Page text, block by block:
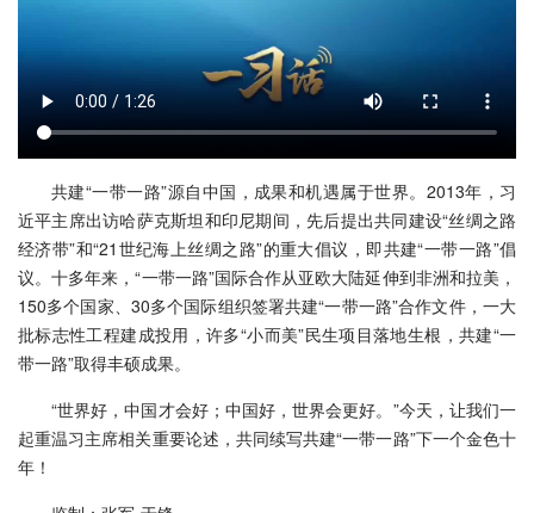
共建“一带一路”源自中国，成果和机遇属于世界。2013年，习
近平主席出访哈萨克斯坦和印尼期间，先后提出共同建设“丝绸之路
经济带”和“21世纪海上丝绸之路”的重大倡议，即共建“一带一路”倡
议。十多年来，“一带一路”国际合作从亚欧大陆延伸到非洲和拉美，
150多个国家、30多个国际组织签署共建“一带一路”合作文件，一大
批标志性工程建成投用，许多“小而美”民生项目落地生根，共建“一
带一路”取得丰硕成果。
“世界好，中国才会好；中国好，世界会更好。”今天，让我们一
起重温习主席相关重要论述，共同续写共建“一带一路”下一个金色十
年！